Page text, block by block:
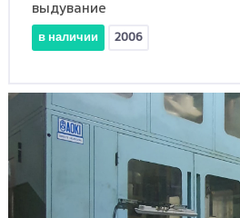
выдувание
в наличии 2006